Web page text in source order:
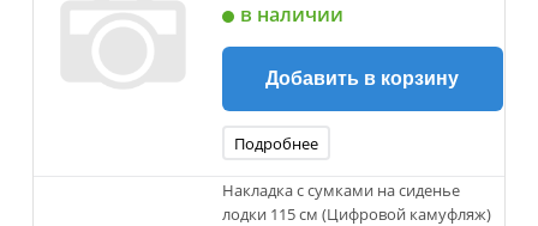
в наличии
Добавить в корзину
Подробнее
Накладка с сумками на сиденье
лодки 115 см (Цифровой камуфляж)